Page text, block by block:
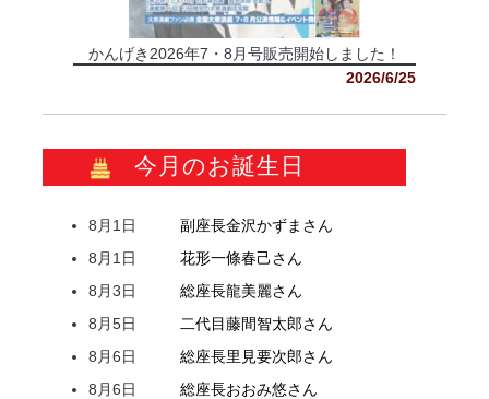
かんげき2026年7・8月号販売開始しました！
2026/6/25
今月のお誕生日
8月1日 副座長金沢かずま さん
8月1日
花形一條春己さん
8月3日
総座長龍美麗さん
8月5日
二代目藤間智太郎さん
8月6日
総座長里見要次郎さん
8月6日
総座長おおみ悠さん